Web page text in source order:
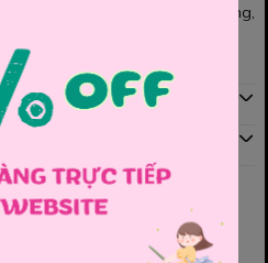
phong cách thể thao năng động,